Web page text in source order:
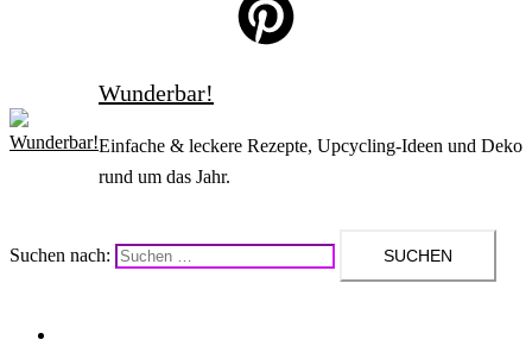
Wunderbar!
Einfache & leckere Rezepte, Upcycling-Ideen und Deko
rund um das Jahr.
Suchen nach: